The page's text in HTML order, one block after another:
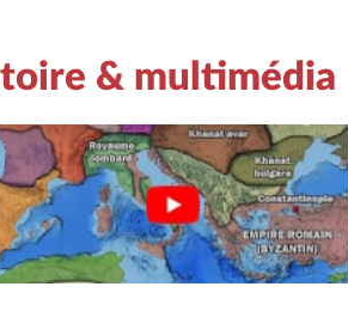
& multimédia